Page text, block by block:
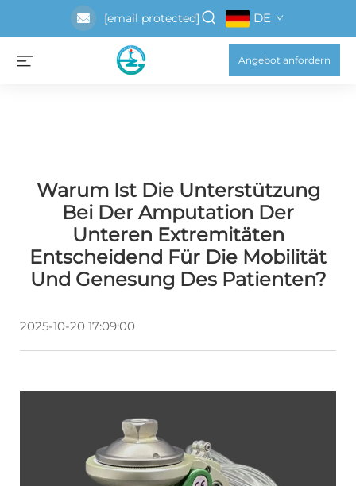
[email protected] DE
Angebot anfordern
Warum Ist Die Unterstützung
Bei Der Amputation Der
Unteren Extremitäten
Entscheidend Für Die Mobilität
Und Genesung Des Patienten?
2025-10-20 17:09:00